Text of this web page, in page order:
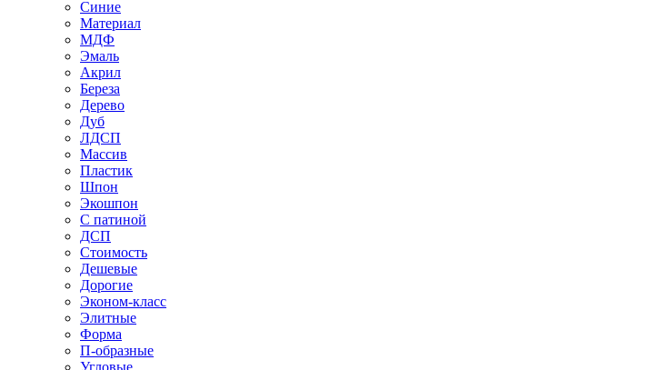
Синие
Материал
МДФ
Эмаль
Акрил
Береза
Дерево
Дуб
ЛДСП
Массив
Пластик
Шпон
Экошпон
С патиной
ДСП
Стоимость
Дешевые
Дорогие
Эконом-класс
Элитные
Форма
П-образные
Угловые